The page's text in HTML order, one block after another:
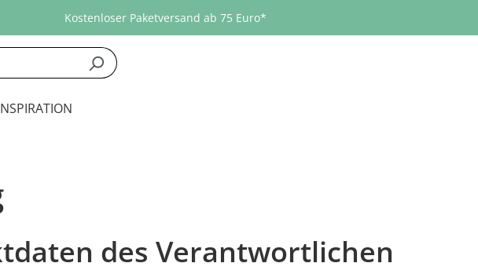
Kostenloser Paketversand ab 75 Euro*
des Verantwortlichen